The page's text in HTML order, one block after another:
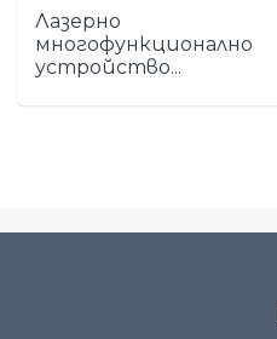
Лазерно
многофункционално
устройство...